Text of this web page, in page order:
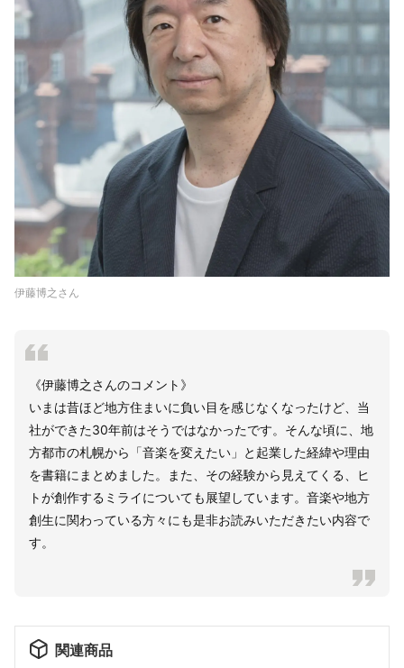
伊藤博之さん
《伊藤博之さんのコメント》
いまは昔ほど地方住まいに負い目を感じなくなったけど、当
社ができた30年前はそうではなかったです。そんな頃に、地
方都市の札幌から「音楽を変えたい」と起業した経緯や理由
を書籍にまとめました。また、その経験から見えてくる、ヒ
トが創作するミライについても展望しています。音楽や地方
創生に関わっている方々にも是非お読みいただきたい内容で
す。
関連商品